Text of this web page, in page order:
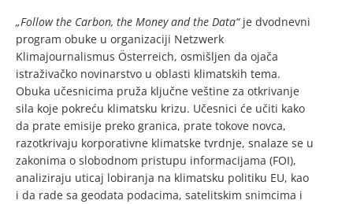
„Follow the Carbon, the Money and the Data“je dvodnevni
program obuke u organizaciji Netzwerk
Klimajournalismus Österreich, osmišljen da ojača
istraživačko novinarstvo u oblasti klimatskih tema.
Obuka učesnicima pruža ključne veštine za otkrivanje
sila koje pokreću klimatsku krizu. Učesnici će učiti kako
da prate emisije preko granica, prate tokove novca,
razotkrivaju korporativne klimatske tvrdnje, snalaze se u
zakonima o slobodnom pristupu informacijama (FOI),
analiziraju uticaj lobiranja na klimatsku politiku EU, kao
i da rade sa geodata podacima, satelitskim snimcima i